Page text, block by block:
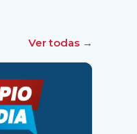
Ver todas →